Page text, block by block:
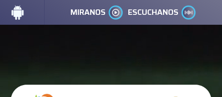
MIRANOS ESCUCHANOS